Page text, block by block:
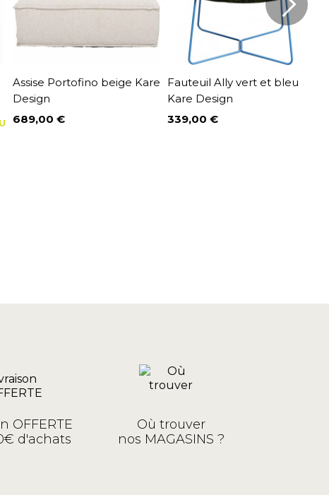
Assise Portofino beige Kare
Design
Prix
689,00 €
Fauteuil Ally vert et bleu
Kare Design
Prix
339,00 €
OFFERTE
d'achats
Où trouver
nos MAGASINS ?